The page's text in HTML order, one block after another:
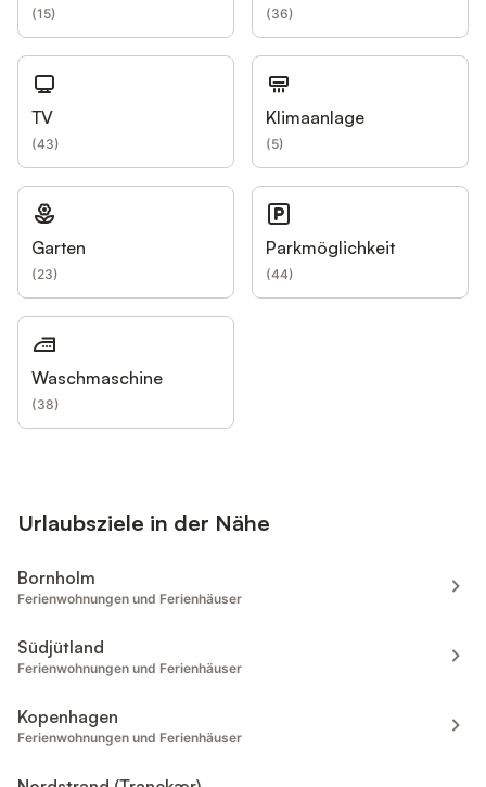
(15) (36)
TV
(43)
Klimaanlage
(5)
Garten
(23)
Parkmöglichkeit
(44)
Waschmaschine
(38)
Urlaubsziele in der Nähe
Bornholm
Ferienwohnungen und Ferienhäuser
Südjütland
Ferienwohnungen und Ferienhäuser
Kopenhagen
Ferienwohnungen und Ferienhäuser